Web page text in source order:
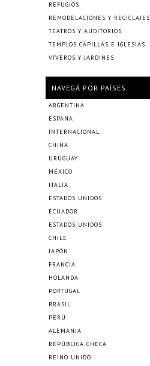
REFUGIOS
REMODELACIONES Y RECICLAJES
TEATROS Y AUDITORIOS
TEMPLOS CAPILLAS E IGLESIAS
VIVEROS Y JARDINES
NAVEGÁ POR PAÍSES
ARGENTINA
ESPAÑA
INTERNACIONAL
CHINA
URUGUAY
MÉXICO
ITALIA
ESTADOS UNIDOS
ECUADOR
ESTADOS UNIDOS
CHILE
JAPÓN
FRANCIA
HOLANDA
PORTUGAL
BRASIL
PERÚ
ALEMANIA
REPÚBLICA CHECA
REINO UNIDO